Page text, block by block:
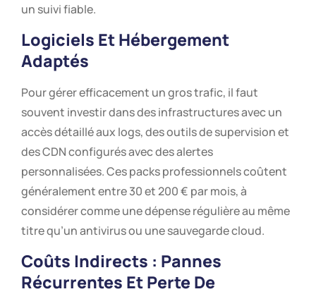
un suivi fiable.
Logiciels Et Hébergement
Adaptés
Pour gérer efficacement un gros trafic, il faut
souvent investir dans des infrastructures avec un
accès détaillé aux logs, des outils de supervision et
des CDN configurés avec des alertes
personnalisées. Ces packs professionnels coûtent
généralement entre 30 et 200 € par mois, à
considérer comme une dépense régulière au même
titre qu’un antivirus ou une sauvegarde cloud.
Coûts Indirects : Pannes
Récurrentes Et Perte De